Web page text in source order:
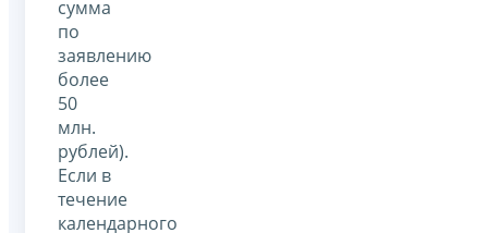
сумма
по
заявлению
более
50
млн.
рублей).
Если в
течение
календарного